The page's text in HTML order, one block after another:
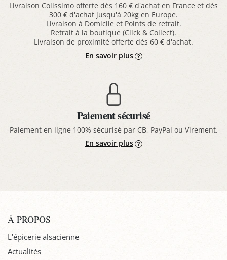
Livraison Colissimo offerte dès 160 € d'achat en France et dès
300 € d'achat jusqu'à 20kg en Europe.
Livraison à Domicile et Points de retrait.
Retrait à la boutique (Click & Collect).
Livraison de proximité offerte dès 60 € d'achat.
En savoir plus
Paiement sécurisé
Paiement en ligne 100% sécurisé par CB, PayPal ou Virement.
En savoir plus
À PROPOS
L'épicerie alsacienne
Actualités